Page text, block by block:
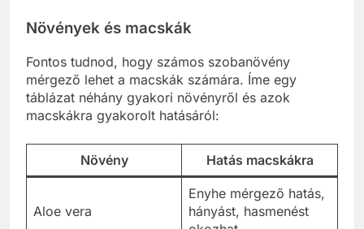
Növények és macskák
Fontos tudnod, hogy számos szobanövény
mérgező lehet a macskák számára. Íme egy
táblázat néhány gyakori növényről és azok
macskákra gyakorolt hatásáról:
Növény Hatás macskákra
Aloe vera
Enyhe mérgező hatás,
hányást, hasmenést